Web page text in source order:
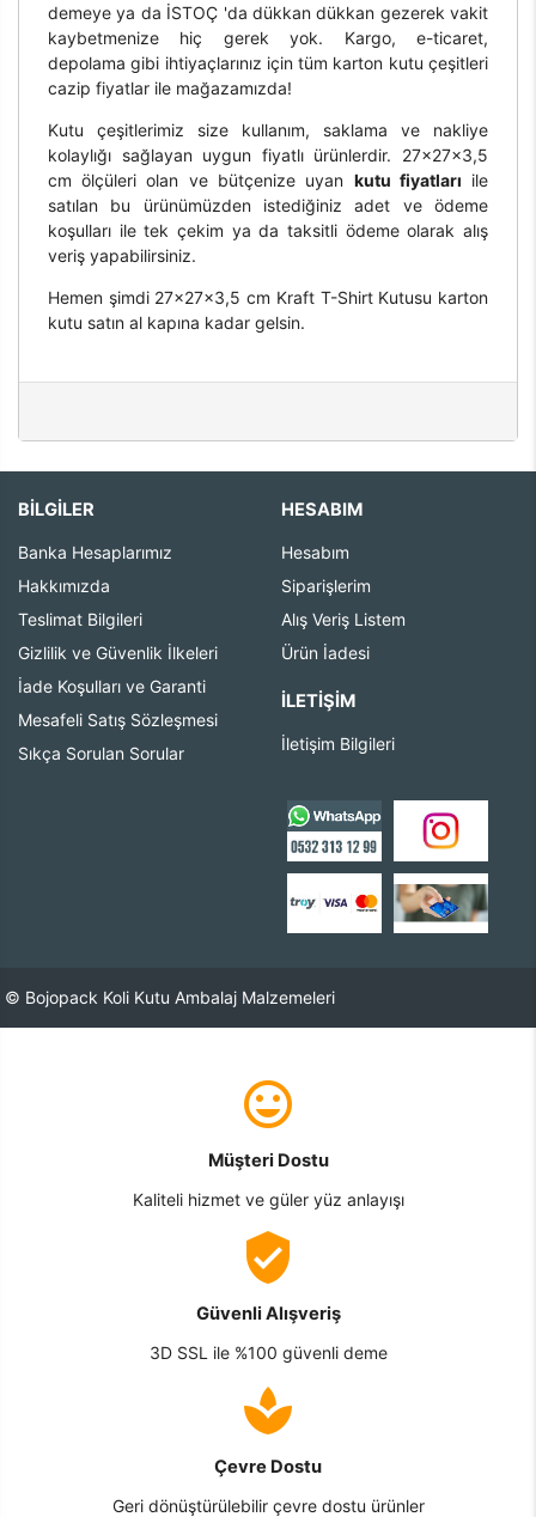
demeye ya da İSTOÇ 'da dükkan dükkan gezerek vakit
kaybetmenize hiç gerek yok. Kargo, e-ticaret,
depolama gibi ihtiyaçlarınız için tüm karton kutu çeşitleri
cazip fiyatlar ile mağazamızda!
Kutu çeşitlerimiz size kullanım, saklama ve nakliye
kolaylığı sağlayan uygun fiyatlı ürünlerdir. 27x27x3,5
cm ölçüleri olan ve bütçenize uyan kutu fiyatları ile
satılan bu ürünümüzden istediğiniz adet ve ödeme
koşulları ile tek çekim ya da taksitli ödeme olarak alış
veriş yapabilirsiniz.
Hemen şimdi 27x27x3,5 cm Kraft T-Shirt Kutusu karton
kutu satın al kapına kadar gelsin.
BİLGİLER
Banka Hesaplarımız
Hakkımızda
Teslimat Bilgileri
Gizlilik ve Güvenlik İlkeleri
İade Koşulları ve Garanti
Mesafeli Satış Sözleşmesi
Sıkça Sorulan Sorular
HESABIM
Hesabım
Siparişlerim
Alış Veriş Listem
Ürün İadesi
İLETIŞIM
İletişim Bilgileri
© Bojopack Koli Kutu Ambalaj Malzemeleri
Müşteri Dostu
Kaliteli hizmet ve güler yüz anlayışı
Güvenli Alışveriş
3D SSL ile %100 güvenli deme
Çevre Dostu
Geri dönüştürülebilir çevre dostu ürünler